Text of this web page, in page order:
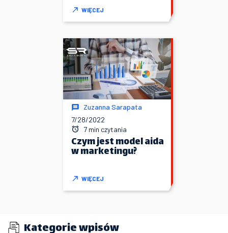
WIĘCEJ
Zuzanna Sarapata
7/28/2022
7 min czytania
Czym jest model aida
w marketingu?
WIĘCEJ
Kategorie wpisów